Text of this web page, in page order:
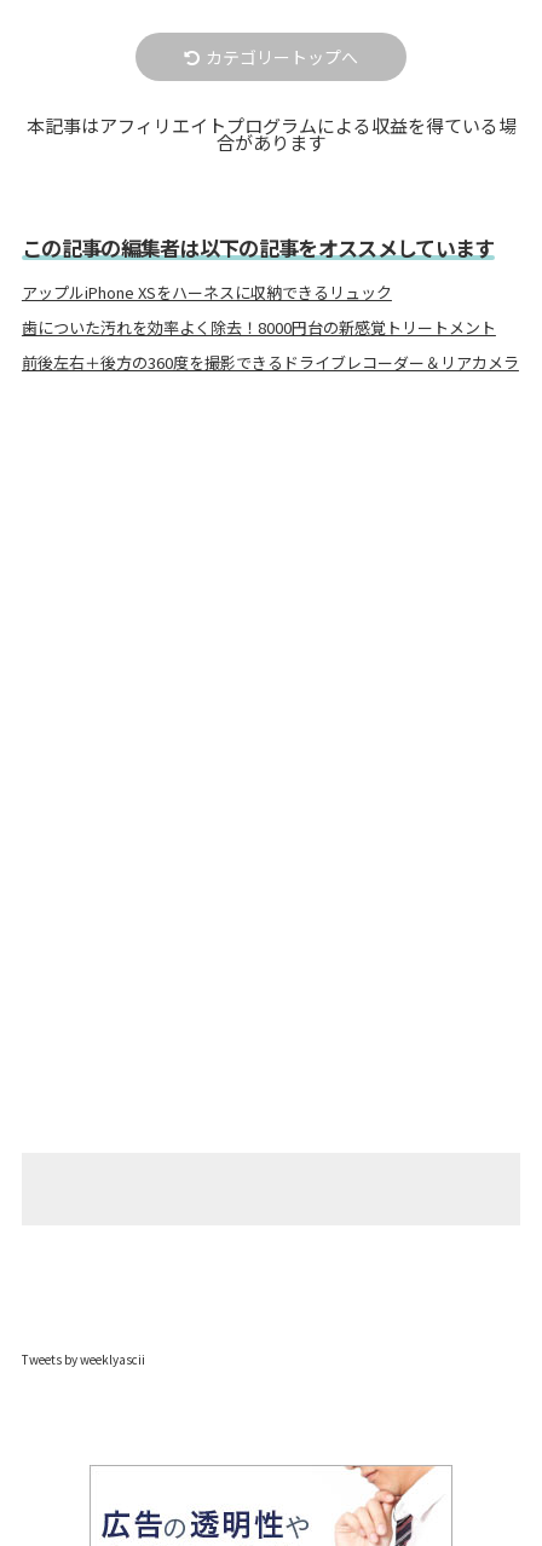
カテゴリートップへ
本記事はアフィリエイトプログラムによる収益を得ている場
合があります
この記事の編集者は以下の記事をオススメしています
アップルiPhone XSをハーネスに収納できるリュック
歯についた汚れを効率よく除去！8000円台の新感覚トリートメント
前後左右＋後方の360度を撮影できるドライブレコーダー＆リアカメラ
Tweets by weeklyascii